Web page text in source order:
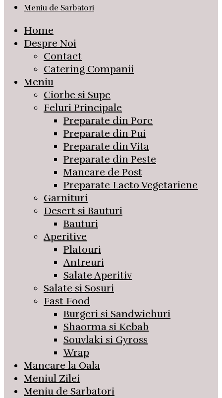
Meniu de Sarbatori
Home
Despre Noi
Contact
Catering Companii
Meniu
Ciorbe si Supe
Feluri Principale
Preparate din Porc
Preparate din Pui
Preparate din Vita
Preparate din Peste
Mancare de Post
Preparate Lacto Vegetariene
Garnituri
Desert si Bauturi
Bauturi
Aperitive
Platouri
Antreuri
Salate Aperitiv
Salate si Sosuri
Fast Food
Burgeri si Sandwichuri
Shaorma si Kebab
Souvlaki si Gyross
Wrap
Mancare la Oala
Meniul Zilei
Meniu de Sarbatori